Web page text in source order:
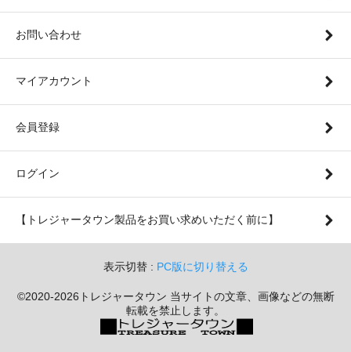
お問い合わせ
マイアカウント
会員登録
ログイン
【トレジャータウン製品をお買い求めいただく前に】
表示切替 : PC版に切り替える
©2020-2026トレジャータウン 当サイトの文章、画像などの無断
転載を禁止します。